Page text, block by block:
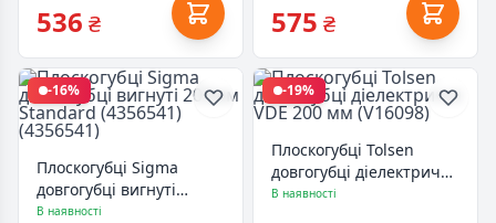
536 ₴ 575 ₴
-16%
Плоскогубці Sigma
довгогубці вигнуті
200мм Standard
В наявності
-19%
Плоскогубці Tolsen
довгогубці діелектричні
VDE 200 мм (V16098)
В наявності